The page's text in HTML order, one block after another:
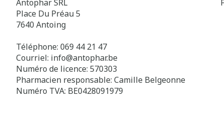
Antophar SRL
Place Du Préau 5
7640 Antoing
Téléphone: 069 44 21 47
Courriel: info@antophar.be
Numéro de licence: 570303
Pharmacien responsable: Camille Belgeonne
Numéro TVA: BE0428091979